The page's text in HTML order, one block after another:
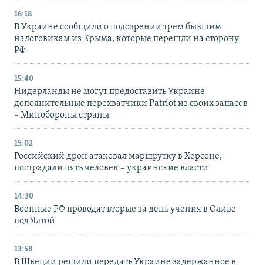
16:18
В Украине сообщили о подозрении трем бывшим
налоговикам из Крыма, которые перешли на сторону
РФ
15:40
Нидерланды не могут предоставить Украине
дополнительные перехватчики Patriot из своих запасов
– Минобороны страны
15:02
Российский дрон атаковал маршрутку в Херсоне,
пострадали пять человек – украинские власти
14:30
Военные РФ проводят вторые за день учения в Оливе
под Ялтой
13:58
В Швеции решили передать Украине задержанное в